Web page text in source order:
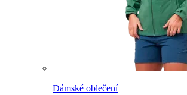
Dámské oblečení